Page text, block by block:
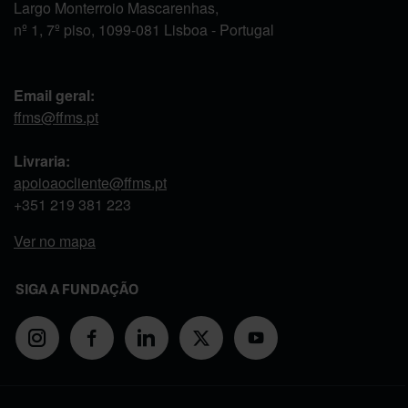
Largo Monterroio Mascarenhas,
nº 1, 7º piso, 1099-081 Lisboa - Portugal
Email geral:
ffms@ffms.pt
Livraria:
apoioaocliente@ffms.pt
+351 219 381 223
Ver no mapa
SIGA A FUNDAÇÃO